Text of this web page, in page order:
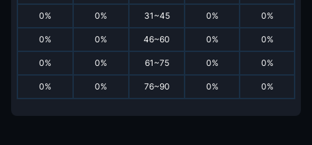
0% 0% 31~45 0% 0%
0% 0% 46~60 0% 0%
0% 0% 61~75 0% 0%
0% 0% 76~90 0% 0%